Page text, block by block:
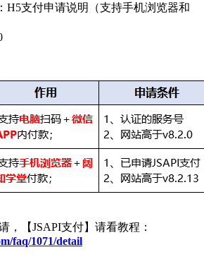
H5支付申请说明（支持手机浏览器和
，【JSAPI支付】请看教程：
faq/1071/detail